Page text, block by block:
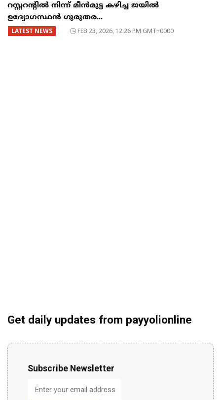
റസ്റ്ററന്റില്‍ നിന്ന് മീന്‍മുട്ട കഴിച്ച ജയില്‍
ഉദ്യോഗസ്ഥന്‍ ഗുരുതര...
LATEST NEWS FEB 23, 2026, 12:26 PM GMT+0000
Get daily updates from payyolionline
Subscribe Newsletter